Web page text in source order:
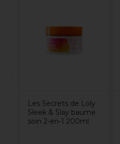
Les Secrets de Loly
Sleek & Slay baume
soin 2-en-1 200ml